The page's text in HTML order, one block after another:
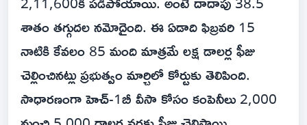
శాతం తగ్గుదల నమోదైంది. ఈ ఏడాది ఫిబ్రవరి 15
నాటికి కేవలం 85 మంది మాత్రమే లక్ష డాలర్ల ఫీజు
చెల్లించినట్లు ప్రభుత్వం మార్చిలో కోర్టుకు తెలిపింది.
సాధారణంగా హెచ్-1బీ వీసా కోసం కంపెనీలు 2,000